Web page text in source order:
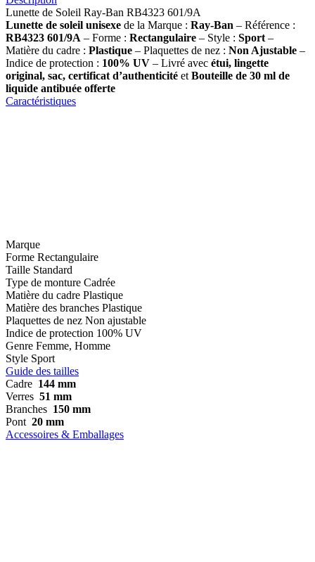
Lunette de Soleil Ray-Ban RB4323 601/9A
Lunette de soleil unisexe de la Marque : Ray-Ban – Référence :
RB4323 601/9A – Forme : Rectangulaire – Style : Sport –
Matière du cadre : Plastique – Plaquettes de nez : Non Ajustable –
Indice de protection : 100% UV – Livré avec étui, lingette
original, sac, certificat d’authenticité et Bouteille de 30 ml de
liquide antibuée offerte
Caractéristiques
Marque
Forme Rectangulaire
Taille Standard
Type de monture Cadrée
Matière du cadre Plastique
Matière des branches Plastique
Plaquettes de nez Non ajustable
Indice de protection 100% UV
Genre Femme, Homme
Style Sport
Guide des tailles
Cadre 144 mm
Verres 51 mm
Branches 150 mm
Pont 20 mm
Accessoires & Emballages